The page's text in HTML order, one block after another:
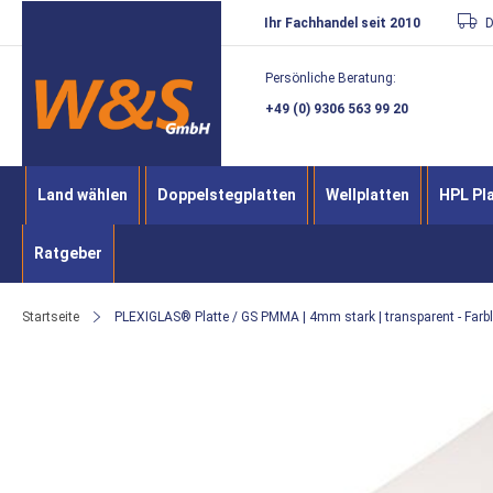
Direkt
zum
Inhalt
Ihr Fachhandel seit 2010
Persönliche Beratung:
+49 (0) 9306 563 99 20
Land wählen Doppelstegplatten Wellplatten HPL
Ratgeber
Startseite PLEXIGLAS® Platte / GS PMMA | 4mm stark | transparent -